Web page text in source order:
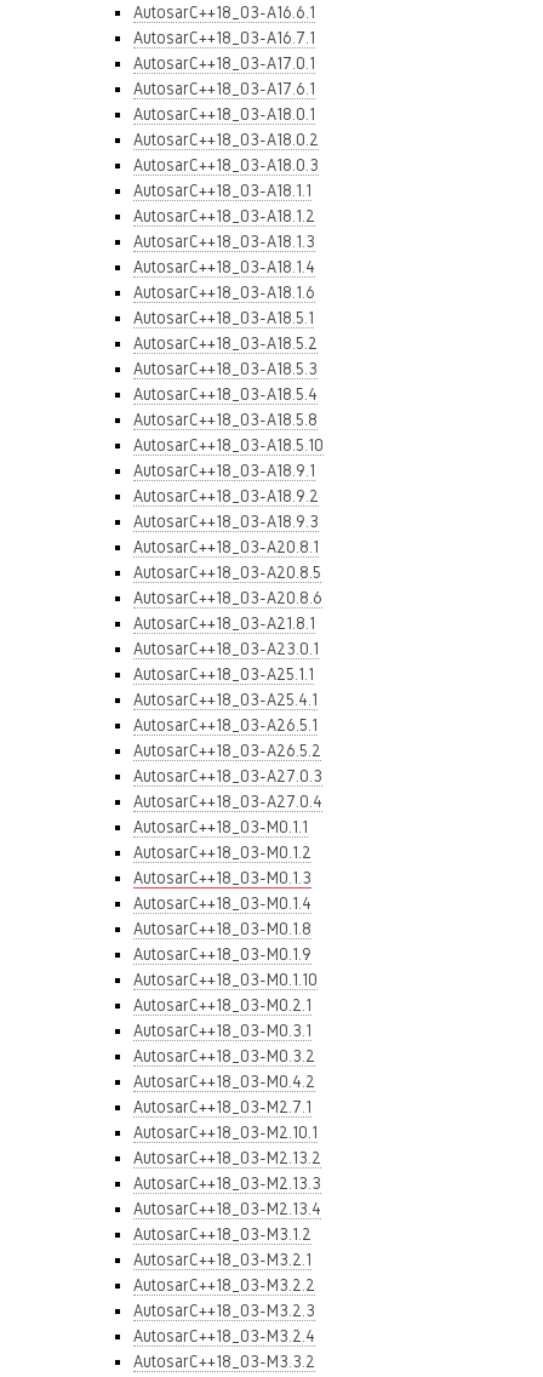
AutosarC++18_03-A16.6.1
AutosarC++18_03-A16.7.1
AutosarC++18_03-A17.0.1
AutosarC++18_03-A17.6.1
AutosarC++18_03-A18.0.1
AutosarC++18_03-A18.0.2
AutosarC++18_03-A18.0.3
AutosarC++18_03-A18.1.1
AutosarC++18_03-A18.1.2
AutosarC++18_03-A18.1.3
AutosarC++18_03-A18.1.4
AutosarC++18_03-A18.1.6
AutosarC++18_03-A18.5.1
AutosarC++18_03-A18.5.2
AutosarC++18_03-A18.5.3
AutosarC++18_03-A18.5.4
AutosarC++18_03-A18.5.8
AutosarC++18_03-A18.5.10
AutosarC++18_03-A18.9.1
AutosarC++18_03-A18.9.2
AutosarC++18_03-A18.9.3
AutosarC++18_03-A20.8.1
AutosarC++18_03-A20.8.5
AutosarC++18_03-A20.8.6
AutosarC++18_03-A21.8.1
AutosarC++18_03-A23.0.1
AutosarC++18_03-A25.1.1
AutosarC++18_03-A25.4.1
AutosarC++18_03-A26.5.1
AutosarC++18_03-A26.5.2
AutosarC++18_03-A27.0.3
AutosarC++18_03-A27.0.4
AutosarC++18_03-M0.1.1
AutosarC++18_03-M0.1.2
AutosarC++18_03-M0.1.3
AutosarC++18_03-M0.1.4
AutosarC++18_03-M0.1.8
AutosarC++18_03-M0.1.9
AutosarC++18_03-M0.1.10
AutosarC++18_03-M0.2.1
AutosarC++18_03-M0.3.1
AutosarC++18_03-M0.3.2
AutosarC++18_03-M0.4.2
AutosarC++18_03-M2.7.1
AutosarC++18_03-M2.10.1
AutosarC++18_03-M2.13.2
AutosarC++18_03-M2.13.3
AutosarC++18_03-M2.13.4
AutosarC++18_03-M3.1.2
AutosarC++18_03-M3.2.1
AutosarC++18_03-M3.2.2
AutosarC++18_03-M3.2.3
AutosarC++18_03-M3.2.4
AutosarC++18_03-M3.3.2